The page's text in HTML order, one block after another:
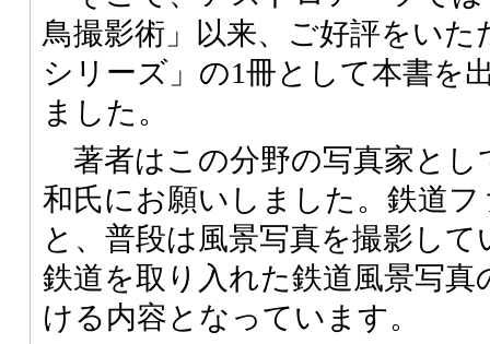
鳥撮影術」以来、ご好評をい
シリーズ」の1冊として本書を
ました。
著者はこの分野の写真家とし
和氏にお願いしました。鉄道
と、普段は風景写真を撮影し
鉄道を取り入れた鉄道風景写
ける内容となっています。